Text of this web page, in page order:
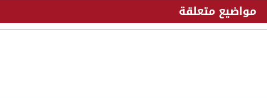
مواضيع متعلقة